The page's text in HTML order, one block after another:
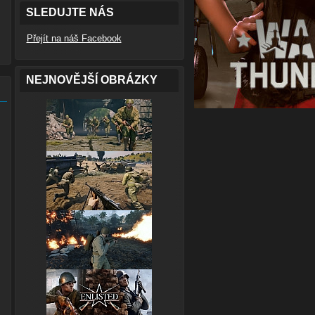
SLEDUJTE NÁS
Přejít na náš Facebook
NEJNOVĚJŠÍ OBRÁZKY